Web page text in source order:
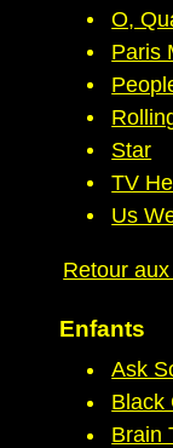
O,
Paris
Star
TV
Us
Retour
Enfants
Ask
Black
Brain